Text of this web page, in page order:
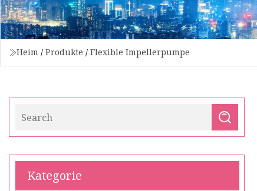
Heim / Produkte / Flexible Impellerpumpe
Kategorie